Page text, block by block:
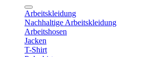
Arbeitskleidung
Nachhaltige Arbeitskleidung
Arbeitshosen
Jacken
T-Shirt